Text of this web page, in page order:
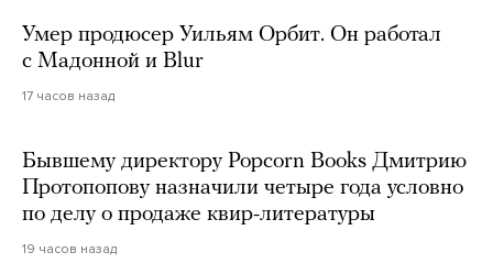
Умер продюсер Уильям Орбит. Он работал
с Мадонной и Blur
17 часов назад
Бывшему директору Popcorn Books Дмитрию
Протопопову назначили четыре года условно
по делу о продаже квир-литературы
19 часов назад